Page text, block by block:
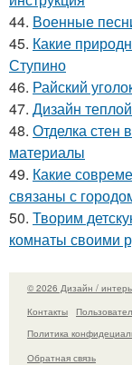
44. Военные
45. Какие
Ступино
46. Райский
47. Дизайн
48. Отделка стен
материалы
49. Какие
связаны с
50. Творим
комнаты своими
© 2026 Дизайн /
Контакты
Политика
Обратная связь